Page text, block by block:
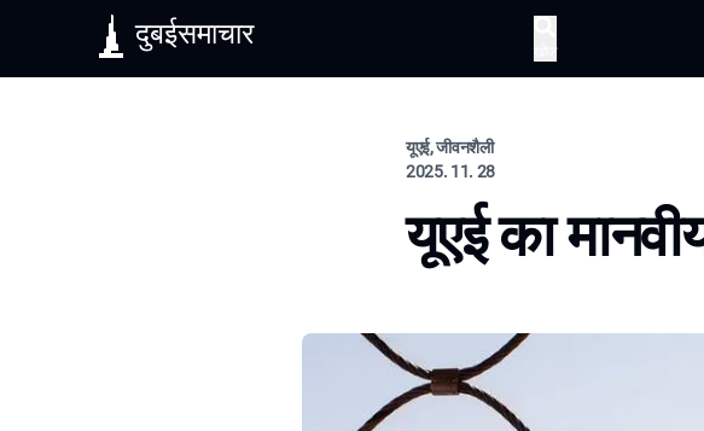
दुबईसमाचार
यूएई, जीवनशैली
2025. 11. 28
यूएई का